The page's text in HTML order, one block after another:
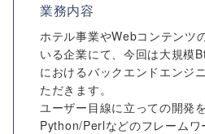
業務内容
ホテル事業やWebコンテンツ
いる企業にて、今回は大規模
におけるバックエンドエンジ
ただきます。
ユーザー目線に立っての開発
Python/Perlなどのフレームワ